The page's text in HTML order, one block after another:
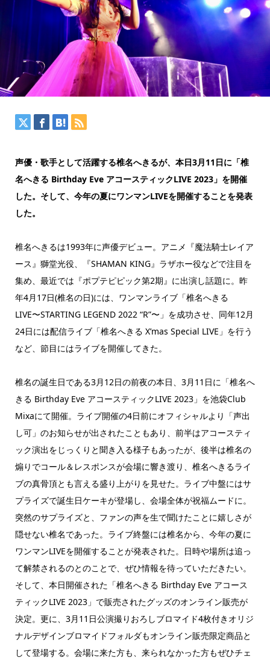
声優・歌手として活躍する椎名へきるが、本日3月11日に「椎
名へきる Birthday Eve アコースティックLIVE 2023」を開催
した。そして、今年の夏にワンマンLIVEを開催することを発表
した。
椎名へきるは1993年に声優デビュー。アニメ『魔法騎士レイア
ース』獅堂光役、『SHAMAN KING』ラザホー役などで注目を
集め、最近では『ポプテピピック第2期』に出演し話題に。昨
年4月17日(椎名の日)には、ワンマンライブ「椎名へきる
LIVE〜STARTING LEGEND 2022 “R”〜」を成功させ、同年12月
24日には配信ライブ「椎名へきる X’mas Special LIVE」を行う
など、節目にはライブを開催してきた。
椎名の誕生日である3月12日の前夜の本日、3月11日に「椎名へ
きる Birthday Eve アコースティックLIVE 2023」を池袋Club
Mixaにて開催。ライブ開催の4日前にオフィシャルより「声出
し可」のお知らせが出されたこともあり、前半はアコースティ
ック演出をじっくりと聞き入る様子もあったが、後半は椎名の
煽りでコール＆レスポンスが会場に響き渡り、椎名へきるライ
ブの真骨頂とも言える盛り上がりを見せた。ライブ中盤にはサ
プライズで誕生日ケーキが登場し、会場全体が祝福ムードに。
突然のサプライズと、ファンの声を生で聞けたことに嬉しさが
隠せない椎名であった。ライブ終盤には椎名から、今年の夏に
ワンマンLIVEを開催することが発表された。日時や場所は追っ
て解禁されるのとのことで、ぜひ情報を待っていただきたい。
そして、本日開催された「椎名へきる Birthday Eve アコース
ティックLIVE 2023」で販売されたグッズのオンライン販売が
決定。更に、3月11日公演撮りおろしブロマイド4枚付きオリジ
ナルデザインブロマイドフォルダもオンライン販売限定商品と
して登場する。会場に来た方も、来られなかった方もぜひチェ